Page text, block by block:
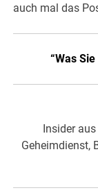
auch mal das
“Was
Insider
Geheimdienst,